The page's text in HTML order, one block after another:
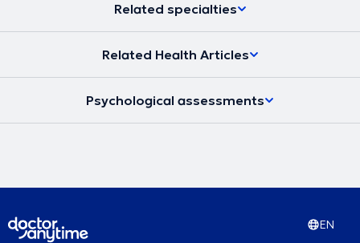
Related specialties
Related Health Articles
Psychological assessments
EN